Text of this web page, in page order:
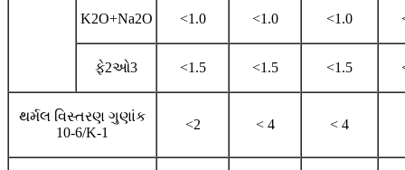
K2O+Na2O <1.0 <1.0 <1.0
ફે2ઓ3 <1.5 <1.5 <1.5
થર્મલ વિસ્તરણ ગુણાંક
10-6/K-1
<2 < 4 < 4